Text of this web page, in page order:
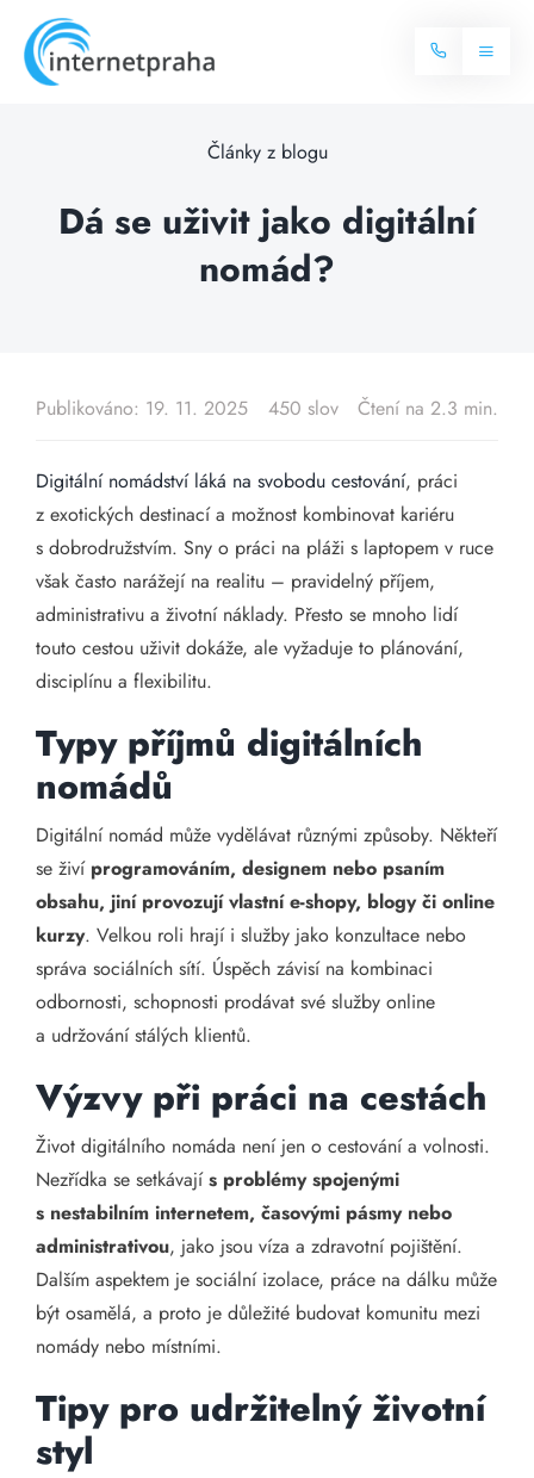
content
Toggle
Internet
Balíčky internetu
Televize
Blog
Kontakt
Články z blogu
Dá se uživit jako digitální
nomád?
Publikováno: 19. 11. 2025 450 slov Čtení na 2.3 min.
Digitální nomádství láká na svobodu cestování, práci
z exotických destinací a možnost kombinovat kariéru
s dobrodružstvím. Sny o práci na pláži s laptopem v ruce
však často narážejí na realitu – pravidelný příjem,
administrativu a životní náklady. Přesto se mnoho lidí
touto cestou uživit dokáže, ale vyžaduje to plánování,
disciplínu a flexibilitu.
Typy příjmů digitálních
nomádů
Digitální nomád může vydělávat různými způsoby. Někteří
se živí programováním, designem nebo psaním
obsahu, jiní provozují vlastní e-shopy, blogy či online
kurzy. Velkou roli hrají i služby jako konzultace nebo
správa sociálních sítí. Úspěch závisí na kombinaci
odbornosti, schopnosti prodávat své služby online
a udržování stálých klientů.
Výzvy při práci na cestách
Život digitálního nomáda není jen o cestování a volnosti.
Nezřídka se setkávajís problémy spojenými
s nestabilním internetem, časovými pásmy nebo
administrativou, jako jsou víza a zdravotní pojištění.
Dalším aspektem je sociální izolace, práce na dálku může
být osamělá, a proto je důležité budovat komunitu mezi
nomády nebo místními.
Tipy pro udržitelný životní
styl